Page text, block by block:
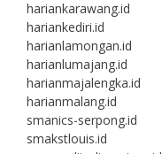
hariankarawang.id
hariankediri.id
harianlamongan.id
harianlumajang.id
harianmajalengka.id
harianmalang.id
smanics-serpong.id
smakstlouis.id